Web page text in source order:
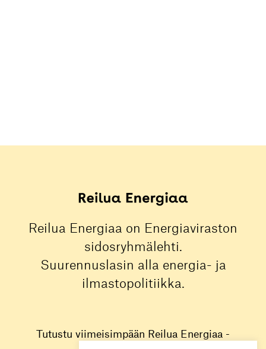
Reilua Energiaa on Energiaviraston
sidosryhmälehti.
Suurennuslasin alla energia- ja
ilmastopolitiikka.
Tutustu viimeisimpään Reilua Energiaa -